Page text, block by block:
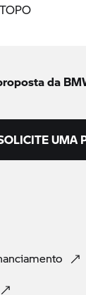
da
UMA